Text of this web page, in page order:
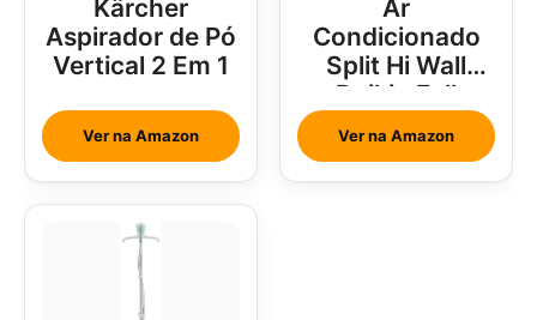
Kärcher
Aspirador de Pó
Vertical 2 Em 1
Ver na Amazon
Ar
Condicionado
Split Hi Wall
Daikin Full
Inverter 18000
Btus
Ver na Amazon